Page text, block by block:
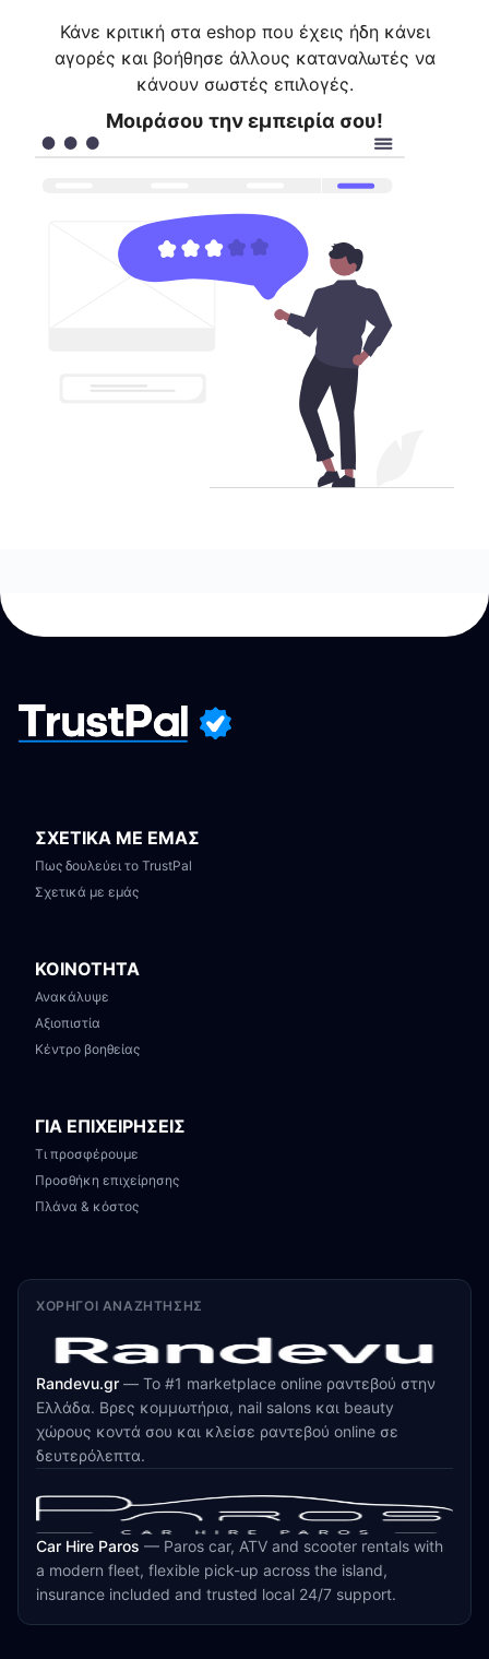
Κάνε κριτική στα eshop που έχεις ήδη κάνει
αγορές και βοήθησε άλλους καταναλωτές να
κάνουν σωστές επιλογές.
Μοιράσου την εμπειρία σου!
ΣΧΕΤΙΚΑ ΜΕ ΕΜΑΣ
Πως δουλεύει το TrustPal
Σχετικά με εμάς
ΚΟΙΝΟΤΗΤΑ
Ανακάλυψε
Αξιοπιστία
Κέντρο βοηθείας
ΓΙΑ ΕΠΙΧΕΙΡΗΣΕΙΣ
Τι προσφέρουμε
Προσθήκη επιχείρησης
Πλάνα & κόστος
ΧΟΡΗΓΟΊ ΑΝΑΖΉΤΗΣΗΣ
Randevu.gr — Το #1 marketplace online ραντεβού στην
Ελλάδα. Βρες κομμωτήρια, nail salons και beauty
χώρους κοντά σου και κλείσε ραντεβού online σε
δευτερόλεπτα.
Car Hire Paros — Paros car, ATV and scooter rentals with
a modern fleet, flexible pick-up across the island,
insurance included and trusted local 24/7 support.